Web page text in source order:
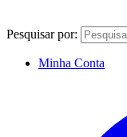
Pesquisar por:
Minha Conta